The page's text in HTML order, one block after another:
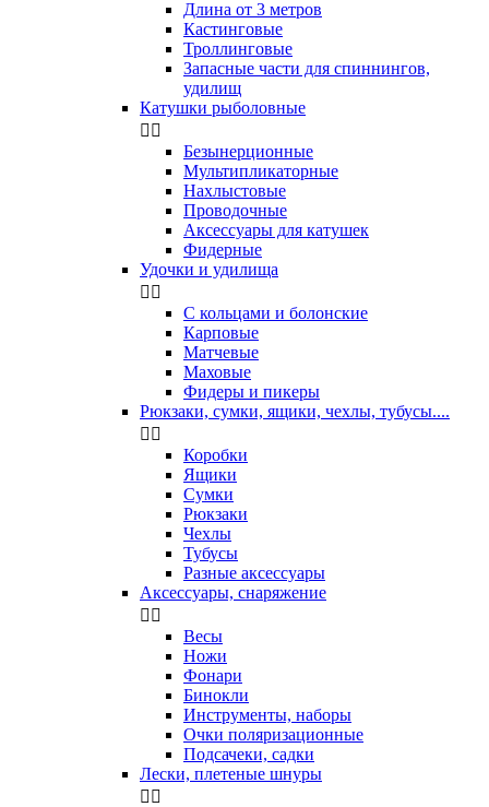
Длина от 3 метров
Кастинговые
Троллинговые
Запасные части для спиннингов,
удилищ
Катушки рыболовные
 
Безынерционные
Мультипликаторные
Нахлыстовые
Проводочные
Аксессуары для катушек
Фидерные
Удочки и удилища
 
С кольцами и болонские
Карповые
Матчевые
Маховые
Фидеры и пикеры
Рюкзаки, сумки, ящики, чехлы, тубусы....
 
Коробки
Ящики
Сумки
Рюкзаки
Чехлы
Тубусы
Разные аксессуары
Аксессуары, снаряжение
 
Весы
Ножи
Фонари
Бинокли
Инструменты, наборы
Очки поляризационные
Подсачеки, садки
Лески, плетеные шнуры
 